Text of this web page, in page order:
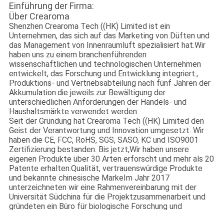
Einführung der Firma:
Über Crearoma
Shenzhen Crearoma Tech ((HK) Limited ist ein
Unternehmen, das sich auf das Marketing von Düften und
das Management von Innenraumluft spezialisiert hat.Wir
haben uns zu einem branchenführenden
wissenschaftlichen und technologischen Unternehmen
entwickelt, das Forschung und Entwicklung integriert.,
Produktions- und Vertriebsabteilung nach fünf Jahren der
Akkumulation.die jeweils zur Bewältigung der
unterschiedlichen Anforderungen der Handels- und
Haushaltsmärkte verwendet werden.
Seit der Gründung hat Crearoma Tech ((HK) Limited den
Geist der Verantwortung und Innovation umgesetzt. Wir
haben die CE, FCC, RoHS, SGS, SASO, KC und ISO9001
Zertifizierung bestanden. Bis jetzt,Wir haben unsere
eigenen Produkte über 30 Arten erforscht und mehr als 20
Patente erhalten.Qualität, vertrauenswürdige Produkte
und bekannte chinesische MarkeIm Jahr 2017
unterzeichneten wir eine Rahmenvereinbarung mit der
Universität Südchina für die Projektzusammenarbeit und
gründeten ein Büro für biologische Forschung und